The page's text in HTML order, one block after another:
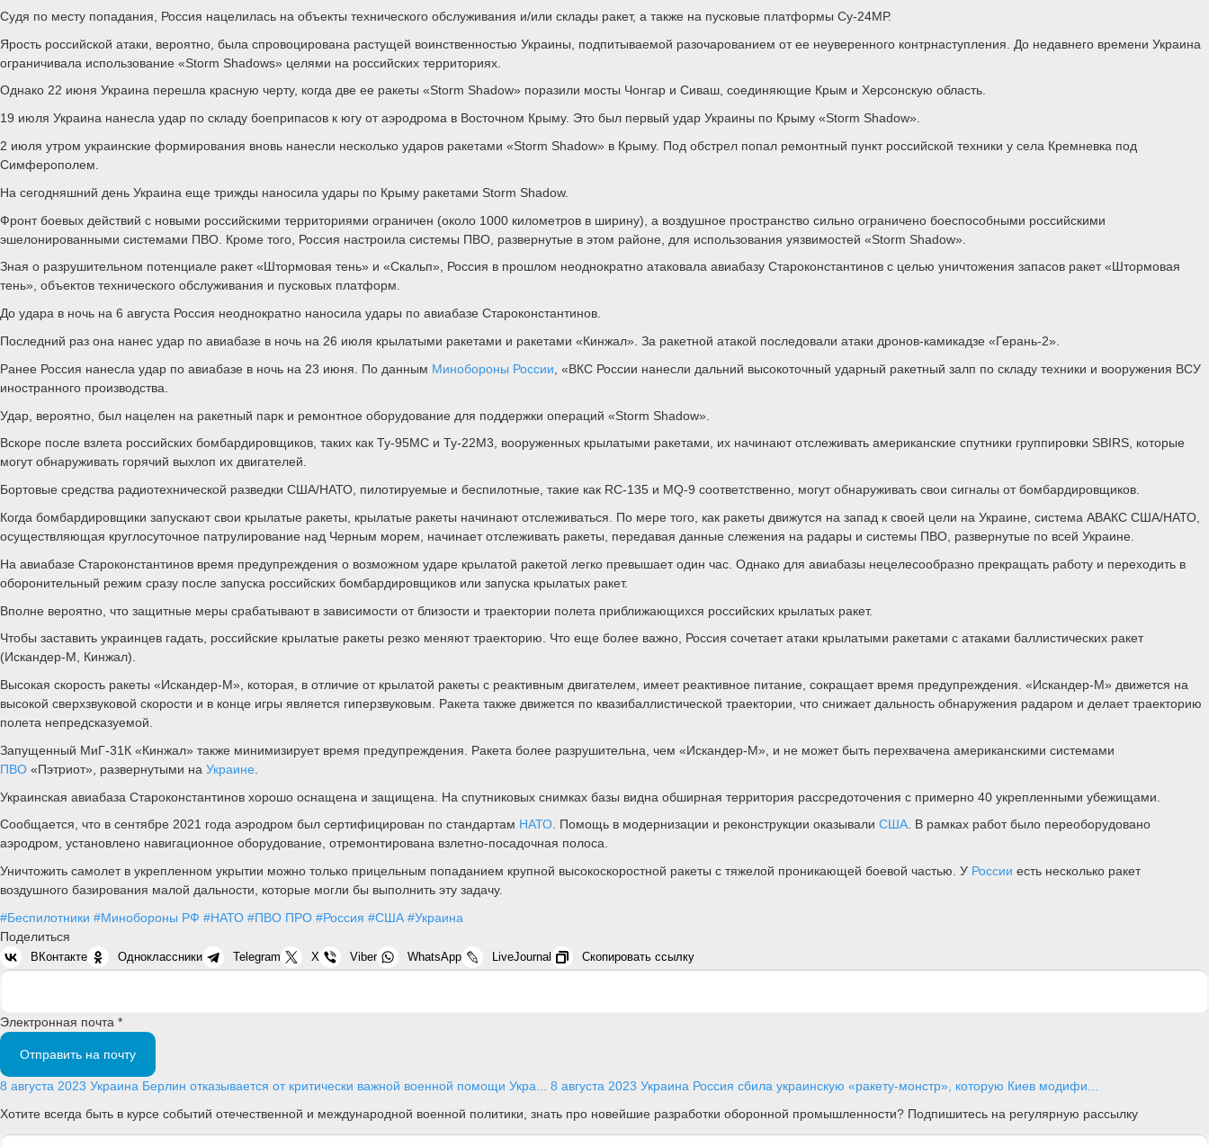
Судя по месту попадания, Россия нацелилась на объекты технического обслуживания и/или склады ракет, а также на пусковые платформы Су-24МР.
Ярость российской атаки, вероятно, была спровоцирована растущей воинственностью Украины, подпитываемой разочарованием от ее неуверенного контрнаступления. До недавнего времени Украина
ограничивала использование «Storm Shadows» целями на российских территориях.
Однако 22 июня Украина перешла красную черту, когда две ее ракеты «Storm Shadow» поразили мосты Чонгар и Сиваш, соединяющие Крым и Херсонскую область.
19 июля Украина нанесла удар по складу боеприпасов к югу от аэродрома в Восточном Крыму. Это был первый удар Украины по Крыму «Storm Shadow».
2 июля утром украинские формирования вновь нанесли несколько ударов ракетами «Storm Shadow» в Крыму. Под обстрел попал ремонтный пункт российской техники у села Кремневка под
Симферополем.
На сегодняшний день Украина еще трижды наносила удары по Крыму ракетами Storm Shadow.
Фронт боевых действий с новыми российскими территориями ограничен (около 1000 километров в ширину), а воздушное пространство сильно ограничено боеспособными российскими
эшелонированными системами ПВО. Кроме того, Россия настроила системы ПВО, развернутые в этом районе, для использования уязвимостей «Storm Shadow».
Зная о разрушительном потенциале ракет «Штормовая тень» и «Скальп», Россия в прошлом неоднократно атаковала авиабазу Староконстантинов с целью уничтожения запасов ракет «Штормовая
тень», объектов технического обслуживания и пусковых платформ.
До удара в ночь на 6 августа Россия неоднократно наносила удары по авиабазе Староконстантинов.
Последний раз она нанес удар по авиабазе в ночь на 26 июля крылатыми ракетами и ракетами «Кинжал». За ракетной атакой последовали атаки дронов-камикадзе «Герань-2».
Ранее Россия нанесла удар по авиабазе в ночь на 23 июня. По данным Минобороны России , «ВКС России нанесли дальний высокоточный ударный ракетный залп по складу техники и вооружения ВСУ
иностранного производства.
Удар, вероятно, был нацелен на ракетный парк и ремонтное оборудование для поддержки операций «Storm Shadow».
Вскоре после взлета российских бомбардировщиков, таких как Ту-95МС и Ту-22М3, вооруженных крылатыми ракетами, их начинают отслеживать американские спутники группировки SBIRS, которые
могут обнаруживать горячий выхлоп их двигателей.
Бортовые средства радиотехнической разведки США/НАТО, пилотируемые и беспилотные, такие как RC-135 и MQ-9 соответственно, могут обнаруживать свои сигналы от бомбардировщиков.
Когда бомбардировщики запускают свои крылатые ракеты, крылатые ракеты начинают отслеживаться. По мере того, как ракеты движутся на запад к своей цели на Украине, система АВАКС США/НАТО,
осуществляющая круглосуточное патрулирование над Черным морем, начинает отслеживать ракеты, передавая данные слежения на радары и системы ПВО, развернутые по всей Украине.
На авиабазе Староконстантинов время предупреждения о возможном ударе крылатой ракетой легко превышает один час. Однако для авиабазы нецелесообразно прекращать работу и переходить в
оборонительный режим сразу после запуска российских бомбардировщиков или запуска крылатых ракет.
Вполне вероятно, что защитные меры срабатывают в зависимости от близости и траектории полета приближающихся российских крылатых ракет.
Чтобы заставить украинцев гадать, российские крылатые ракеты резко меняют траекторию. Что еще более важно, Россия сочетает атаки крылатыми ракетами с атаками баллистических ракет
(Искандер-М, Кинжал).
Высокая скорость ракеты «Искандер-М», которая, в отличие от крылатой ракеты с реактивным двигателем, имеет реактивное питание, сокращает время предупреждения. «Искандер-М» движется на
высокой сверхзвуковой скорости и в конце игры является гиперзвуковым. Ракета также движется по квазибаллистической траектории, что снижает дальность обнаружения радаром и делает траекторию
полета непредсказуемой.
Запущенный МиГ-31К «Кинжал» также минимизирует время предупреждения. Ракета более разрушительна, чем «Искандер-М», и не может быть перехвачена американскими системами
ПВО «Пэтриот», развернутыми на Украине
Украинская авиабаза Староконстантинов хорошо оснащена и защищена. На спутниковых снимках базы видна обширная территория рассредоточения с примерно 40 укрепленными убежищами.
Сообщается, что в сентябре 2021 года аэродром был сертифицирован по стандартам НАТО. Помощь в модернизации и реконструкции оказывали США. В рамках работ было переоборудовано
аэродром, установлено навигационное оборудование, отремонтирована взлетно-посадочная полоса.
Уничтожить самолет в укрепленном укрытии можно только прицельным попаданием крупной высокоскоростной ракеты с тяжелой проникающей боевой частью. У России есть несколько ракет
воздушного базирования малой дальности, которые могли бы выполнить эту задачу.
#Беспилотники #Минобороны РФ #НАТО #ПВО ПРО #Россия #США #Украина
Поделиться
ВКонтакте Одноклассники Telegram X Viber WhatsApp LiveJournal Скопировать ссылку
Электронная почта *
Отправить на почту
8 августа 2023 Украина Берлин отказывается от критически важной военной помощи Укра... 8 августа 2023 Украина Россия сбила украинскую «ракету-монстр», которую Киев модифи...
Хотите всегда быть в курсе событий отечественной и международной военной политики, знать про новейшие разработки оборонной промышленности? Подпишитесь на регулярную рассылку